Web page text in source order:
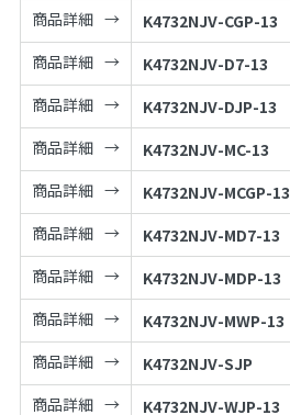
商品詳細
K4732NJV-CGP-13
商品詳細
K4732NJV-D7-13
商品詳細
K4732NJV-DJP-13
商品詳細
K4732NJV-MC-13
商品詳細
K4732NJV-MCGP-13
商品詳細
K4732NJV-MD7-13
商品詳細
K4732NJV-MDP-13
商品詳細
K4732NJV-MWP-13
商品詳細
K4732NJV-SJP
商品詳細
K4732NJV-WJP-13